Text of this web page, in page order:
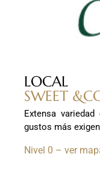
LOCAL
SWEET
Extensa
gustos más
Nivel 0 – ver